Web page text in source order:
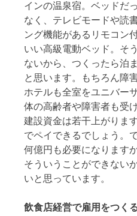
インの温泉宿。ベッドだ
なく、テレビモードや読
ング機能があるリモコン
いい高級電動ベッド。そ
ないから、つくったら泊
と思います。もちろん障
ホテルも全室をユニバー
体の高齢者や障害者も受
建設資金は若干上がりま
でペイできるでしょう。
何億円も必要になります
そういうことができない
いと思っています。
飲食店経営で雇用をつく